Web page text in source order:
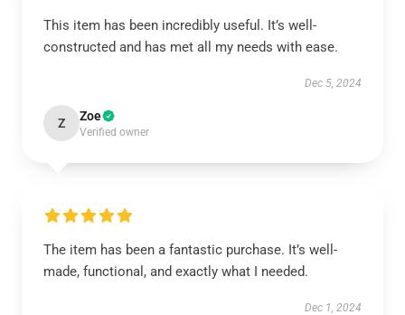
This item has been incredibly useful. It’s well-
constructed and has met all my needs with ease.
Dec 5, 2024
Z Zoe
Verified owner
The item has been a fantastic purchase. It’s well-
made, functional, and exactly what I needed.
Dec 1, 2024